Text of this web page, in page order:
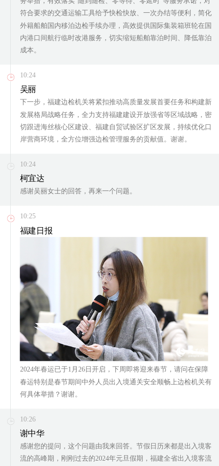
符合要求的交通运输工具给予快检快放、一次办结等便利，简化
外籍船舶国内移泊边检手续办理，高效提供国际集装箱班轮在国
内港口间航行临时改港服务，切实缩短船舶靠泊时间、降低靠泊
成本。
10:24
吴丽
下一步，福建边检机关将紧扣推动高质量发展首要任务和构建新
发展格局战略任务，全力支持福建建设开放强省等区域战略，密
切跟进海丝核心区建设、福建自贸试验区扩区发展，持续优化口
岸营商环境，全方位增强边检管理服务的贡献值。谢谢。
10:24
柯宜达
感谢吴丽女士的回答，再来一个问题。
10:25
福建日报
2024年春运已于1月26日开启，下周即将迎来春节，请问在保障
春运特别是春节期间中外人员出入境通关安全顺畅上边检机关有
何具体举措？谢谢。
10:26
谢中华
感谢您的提问，这个问题由我来回答。节假日历来都是出入境客
流的高峰期，刚刚过去的2024年元旦假期，福建全省出入境客流